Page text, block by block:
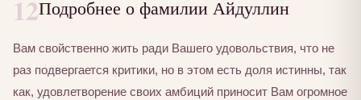
12Подробнее о фамилии Айдуллин
Вам свойственно жить ради Вашего удовольствия, что не
раз подвергается критики, но в этом есть доля истинны, так
как, удовлетворение своих амбиций приносит Вам огромное